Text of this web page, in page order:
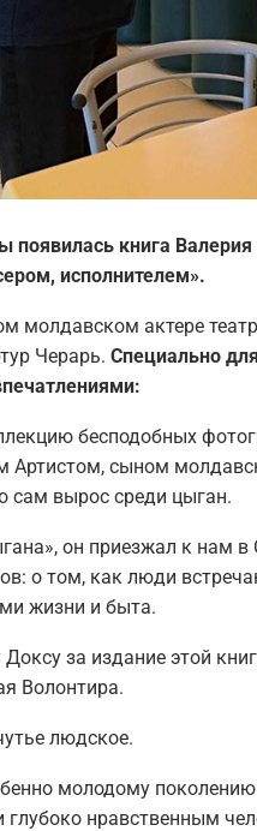
книга
исполнителем».
молдавском актере
Черарь. Специально
бесподобных
Артистом, сыном
сам вырос среди цыган.
он приезжал к нам в
о том, как люди
жизни и быта.
за издание этой
Волонтира.
людское.
молодому
нравственным